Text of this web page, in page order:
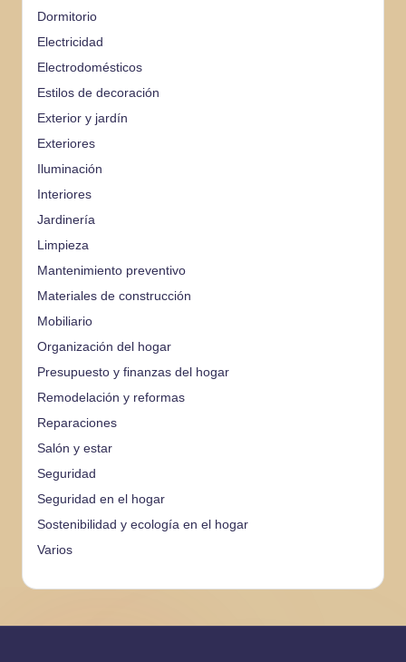
Dormitorio
Electricidad
Electrodomésticos
Estilos de decoración
Exterior y jardín
Exteriores
Iluminación
Interiores
Jardinería
Limpieza
Mantenimiento preventivo
Materiales de construcción
Mobiliario
Organización del hogar
Presupuesto y finanzas del hogar
Remodelación y reformas
Reparaciones
Salón y estar
Seguridad
Seguridad en el hogar
Sostenibilidad y ecología en el hogar
Varios